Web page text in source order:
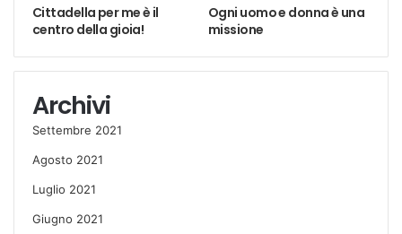
Cittadella per me è il
centro della gioia!
Ogni uomo e donna è una
missione
Archivi
Settembre 2021
Agosto 2021
Luglio 2021
Giugno 2021